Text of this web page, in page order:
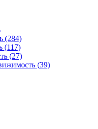
(284)
(117)
(27)
(39)